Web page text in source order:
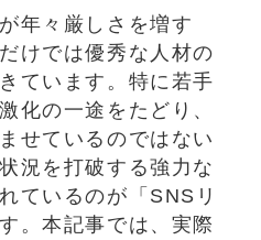
年々厳しさを増す
けでは優秀な人材の
ています。特に若手
化の一途をたどり、
せているのではない
況を打破する強力な
ているのが「SNSリ
。本記事では、実際